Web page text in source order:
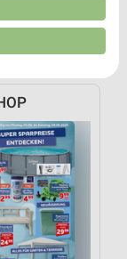
zur Auswahl
und in die
von